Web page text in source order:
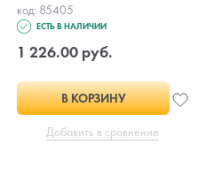
код: 85405
ЕСТЬ В НАЛИЧИИ
1 226.00 руб.
В КОРЗИНУ
Добавить в сравнение